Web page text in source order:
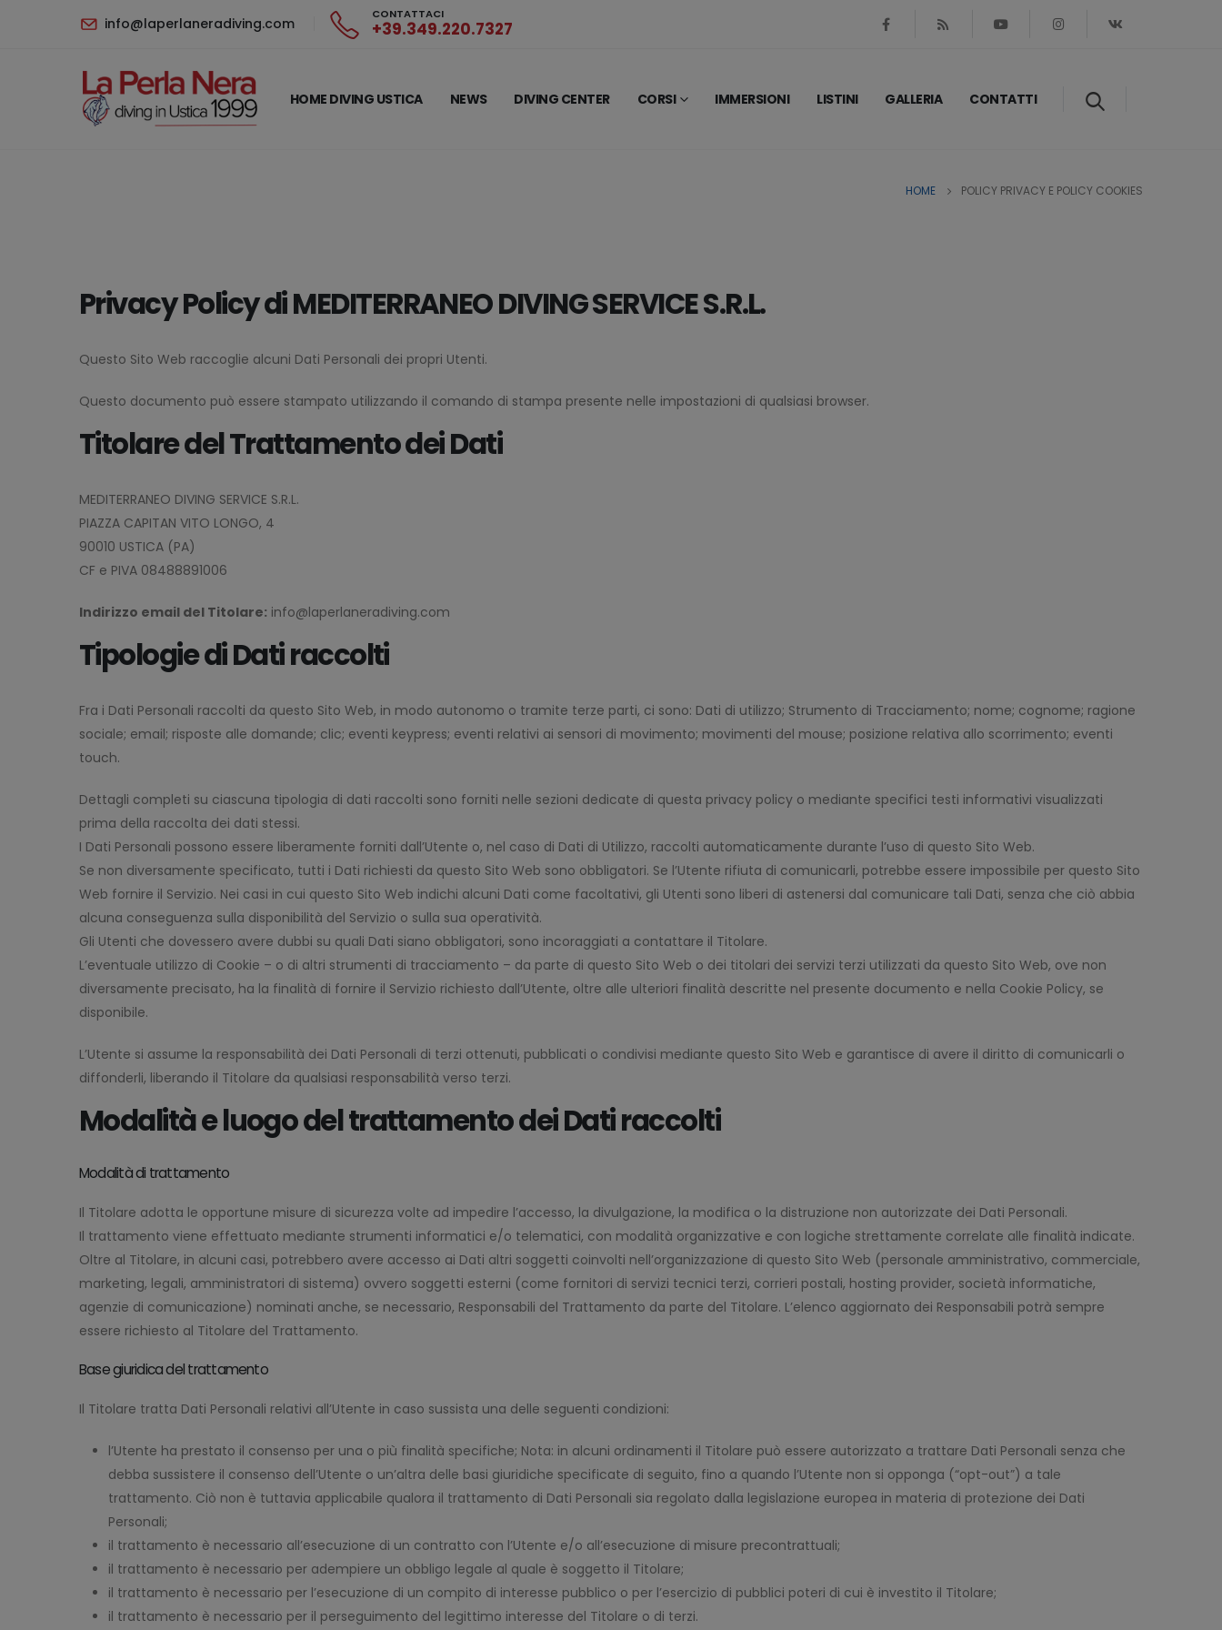
info@laperlaneradiving.com
CONTATTACI
+39.349.220.7327
HOME DIVING USTICA NEWS DIVING CENTER CORSI IMMERSIONI LISTINI GALLERIA CONTATTI
HOME POLICY PRIVACY E POLICY COOKIES
Privacy Policy diMEDITERRANEO DIVING SERVICE S.R.L.
Questo Sito Web raccoglie alcuni Dati Personali dei propri Utenti.
Questo documento può essere stampato utilizzando il comando di stampa presente nelle impostazioni di qualsiasi browser.
Titolare del Trattamento dei Dati
MEDITERRANEO DIVING SERVICE S.R.L.
PIAZZA CAPITAN VITO LONGO, 4
90010 USTICA (PA)
CF e PIVA 08488891006
Indirizzo email del Titolare: info@laperlaneradiving.com
Tipologie di Dati raccolti
Fra i Dati Personali raccolti da questo Sito Web, in modo autonomo o tramite terze parti, ci sono: Dati di utilizzo; Strumento di Tracciamento; nome; cognome; ragione
sociale; email; risposte alle domande; clic; eventi keypress; eventi relativi ai sensori di movimento; movimenti del mouse; posizione relativa allo scorrimento; eventi
touch.
Dettagli completi su ciascuna tipologia di dati raccolti sono forniti nelle sezioni dedicate di questa privacy policy o mediante specifici testi informativi visualizzati
prima della raccolta dei dati stessi.
I Dati Personali possono essere liberamente forniti dall’Utente o, nel caso di Dati di Utilizzo, raccolti automaticamente durante l’uso di questo Sito Web.
Se non diversamente specificato, tutti i Dati richiesti da questo Sito Web sono obbligatori. Se l’Utente rifiuta di comunicarli, potrebbe essere impossibile per questo Sito
Web fornire il Servizio. Nei casi in cui questo Sito Web indichi alcuni Dati come facoltativi, gli Utenti sono liberi di astenersi dal comunicare tali Dati, senza che ciò abbia
alcuna conseguenza sulla disponibilità del Servizio o sulla sua operatività.
Gli Utenti che dovessero avere dubbi su quali Dati siano obbligatori, sono incoraggiati a contattare il Titolare.
L’eventuale utilizzo di Cookie – o di altri strumenti di tracciamento – da parte di questo Sito Web o dei titolari dei servizi terzi utilizzati da questo Sito Web, ove non
diversamente precisato, ha la finalità di fornire il Servizio richiesto dall’Utente, oltre alle ulteriori finalità descritte nel presente documento e nella Cookie Policy, se
disponibile.
L’Utente si assume la responsabilità dei Dati Personali di terzi ottenuti, pubblicati o condivisi mediante questo Sito Web e garantisce di avere il diritto di comunicarli o
diffonderli, liberando il Titolare da qualsiasi responsabilità verso terzi.
Modalità e luogo del trattamento dei Dati raccolti
Modalità di trattamento
Il Titolare adotta le opportune misure di sicurezza volte ad impedire l’accesso, la divulgazione, la modifica o la distruzione non autorizzate dei Dati Personali.
Il trattamento viene effettuato mediante strumenti informatici e/o telematici, con modalità organizzative e con logiche strettamente correlate alle finalità indicate.
Oltre al Titolare, in alcuni casi, potrebbero avere accesso ai Dati altri soggetti coinvolti nell’organizzazione di questo Sito Web (personale amministrativo, commerciale,
marketing, legali, amministratori di sistema) ovvero soggetti esterni (come fornitori di servizi tecnici terzi, corrieri postali, hosting provider, società informatiche,
agenzie di comunicazione) nominati anche, se necessario, Responsabili del Trattamento da parte del Titolare. L’elenco aggiornato dei Responsabili potrà sempre
essere richiesto al Titolare del Trattamento.
Base giuridica del trattamento
Il Titolare tratta Dati Personali relativi all’Utente in caso sussista una delle seguenti condizioni:
l’Utente ha prestato il consenso per una o più finalità specifiche; Nota: in alcuni ordinamenti il Titolare può essere autorizzato a trattare Dati Personali senza che
debba sussistere il consenso dell’Utente o un’altra delle basi giuridiche specificate di seguito, fino a quando l’Utente non si opponga (“opt-out”) a tale
trattamento. Ciò non è tuttavia applicabile qualora il trattamento di Dati Personali sia regolato dalla legislazione europea in materia di protezione dei Dati
Personali;
il trattamento è necessario all’esecuzione di un contratto con l’Utente e/o all’esecuzione di misure precontrattuali;
il trattamento è necessario per adempiere un obbligo legale al quale è soggetto il Titolare;
il trattamento è necessario per l’esecuzione di un compito di interesse pubblico o per l’esercizio di pubblici poteri di cui è investito il Titolare;
il trattamento è necessario per il perseguimento del legittimo interesse del Titolare o di terzi.